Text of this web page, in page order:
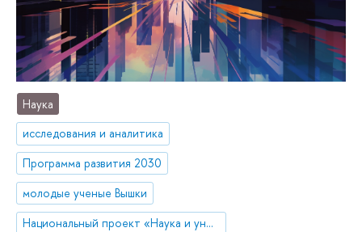
Наука
исследования и аналитика
Программа развития 2030
молодые ученые Вышки
Национальный проект «Наука и университеты»